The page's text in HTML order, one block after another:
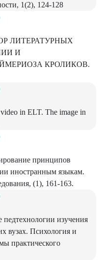
1(2), 124-128
ЛИТЕРАТУРНЫХ
И
КРОЛИКОВ.
in ELT. The image in
принципов
иностранным языкам.
(1), 161-163.
изучения
вузах. Психология и
практического